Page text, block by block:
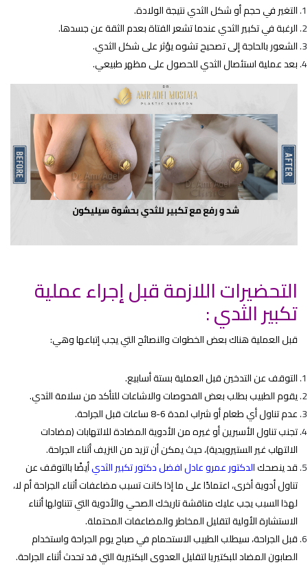
التغير في حجم أو شكل الثدي نتيجة الولادة.
الرغبة في تكبير الثدي عندما تشعر الفتاة بعدم الثقة عن جسدها.
الشعور بالحاجة إلى تصحيح تشوه يؤثر على شكل الثدي.
بعد عملية استئصال الثدي للحصول على مظهر طبيعي.
التحضيرات اللازمة قبل إجراء عملية
تكبير الثدي :
قبل العملية هناك بعض الخطوات والنصائح التي يجب إتباعها وهي:
التوقف عن التدخين قبل العملية بستة أسابيع.
يقوم الطبيب بطلب بعض الفحوصات والاشاعات للتأكد من سلامة الثدي.
عدم تناول أي طعام أو شراب لمدة 6-8 ساعات قبل الجراحة.
تجنب تناول الأسبرين أو غيره من الأدوية المضادة للالتهابات (مضادات
الالتهاب غير الستيرويدية)، حيث يمكن أن تزيد من النزيف أثناء الجراحة.
قد ينصحكالدكتور عمرو عادل افضل دكتور تكبير الثديأيضًا بالتوقف عن
تناول أدوية أخرى، اعتمادًا على ما إذا كانت تسبب مضاعفات أثناء الجراحة أم لا،
لهذا السبب يجب عليك مناقشة تاريخك الصحي والأدوية التي تتناولها أثناء
الاستشارة الأولية لتقليل المخاطر والمضاعفات المحتملة.
قبل الجراحة، سيطلب الطبيب الاستحمام في صباح يوم الجراحة واستخدام
الصابون المضاد للبكتيريا لتقليل العدوى البكتيرية التي قد تحدث أثناء الجراحة.